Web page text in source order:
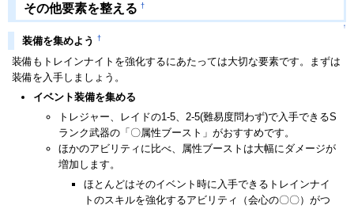
その他要素を整える †
↑
装備を集めよう †
装備もトレインナイトを強化するにあたっては大切な要素です。まずは
装備を入手しましょう。
イベント装備を集める
トレジャー、レイドの1-5、2-5(難易度問わず)で入手できるS
ランク武器の「〇属性ブースト」がおすすめです。
ほかのアビリティに比べ、属性ブーストは大幅にダメージが
増加します。
ほとんどはそのイベント時に入手できるトレインナイ
トのスキルを強化するアビリティ（会心の〇〇）がつ